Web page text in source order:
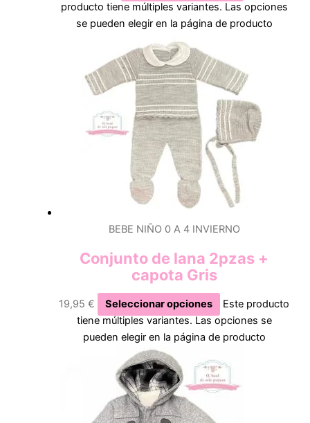
producto tiene múltiples variantes. Las opciones
se pueden elegir en la página de producto
BEBE NIÑO 0 A 4 INVIERNO
Conjunto de lana 2pzas +
capota Gris
19,95€ Seleccionar opciones
Este producto
tiene múltiples variantes. Las opciones se
pueden elegir en la página de producto